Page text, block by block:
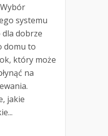
Wybór
systemu
dla dobrze
domu to
który może
na
jakie